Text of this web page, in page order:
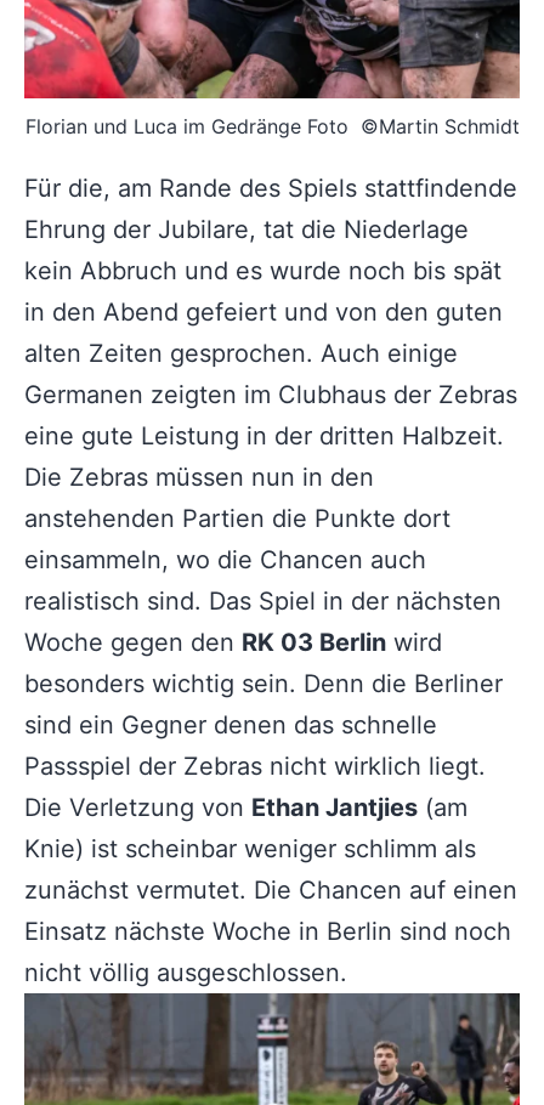
Florian und Luca im Gedränge Foto ©Martin Schmidt
Für die, am Rande des Spiels stattfindende
Ehrung der Jubilare, tat die Niederlage
kein Abbruch und es wurde noch bis spät
in den Abend gefeiert und von den guten
alten Zeiten gesprochen. Auch einige
Germanen zeigten im Clubhaus der Zebras
eine gute Leistung in der dritten Halbzeit.
Die Zebras müssen nun in den
anstehenden Partien die Punkte dort
einsammeln, wo die Chancen auch
realistisch sind. Das Spiel in der nächsten
Woche gegen den RK 03 Berlin wird
besonders wichtig sein. Denn die Berliner
sind ein Gegner denen das schnelle
Passspiel der Zebras nicht wirklich liegt.
Die Verletzung von Ethan Jantjies (am
Knie) ist scheinbar weniger schlimm als
zunächst vermutet. Die Chancen auf einen
Einsatz nächste Woche in Berlin sind noch
nicht völlig ausgeschlossen.